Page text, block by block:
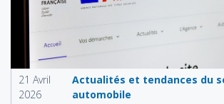
21 Avril
2026
Actualités et tendances du
automobile